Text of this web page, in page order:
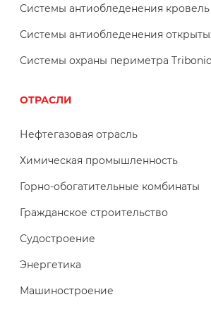
Системы антиобледенения
Системы антиобледенения
Системы охраны периметра
ОТРАСЛИ
Нефтегазовая отрасль
Химическая промышленность
Горно-обогатительные комбинаты
Гражданское строительство
Судостроение
Энергетика
Машиностроение